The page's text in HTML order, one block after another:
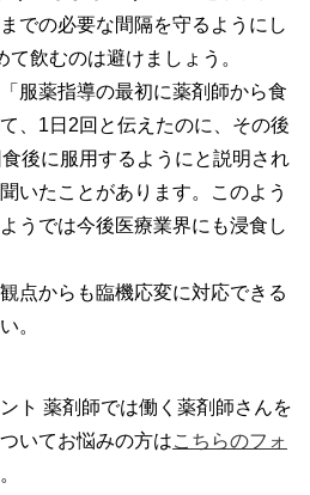
での必要な間隔を守るようにし
飲むのは避けましょう。
服薬指導の最初に薬剤師から食
、1日2回と伝えたのに、その後
後に服用するようにと説明され
いたことがあります。このよう
うでは今後医療業界にも浸食し
点からも臨機応変に対応できる
。
ト 薬剤師では働く薬剤師さんを
いてお悩みの方はこちらのフォ